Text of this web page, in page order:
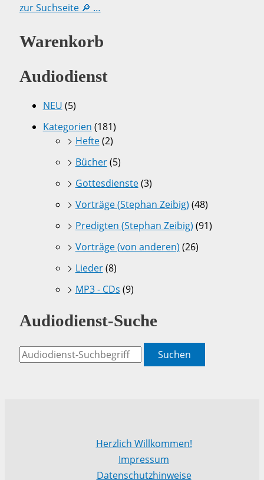
zur Suchseite 🔎 …
Warenkorb
Audiodienst
NEU (5)
Kategorien (181)
Hefte(2)
Bücher(5)
Gottesdienste(3)
Vorträge (Stephan Zeibig) (48)
Predigten (Stephan Zeibig) (91)
Vorträge (von anderen) (26)
Lieder(8)
MP3 - CDs (9)
Audiodienst-Suche
Suchen
Herzlich Willkommen!
Impressum
Datenschutzhinweise